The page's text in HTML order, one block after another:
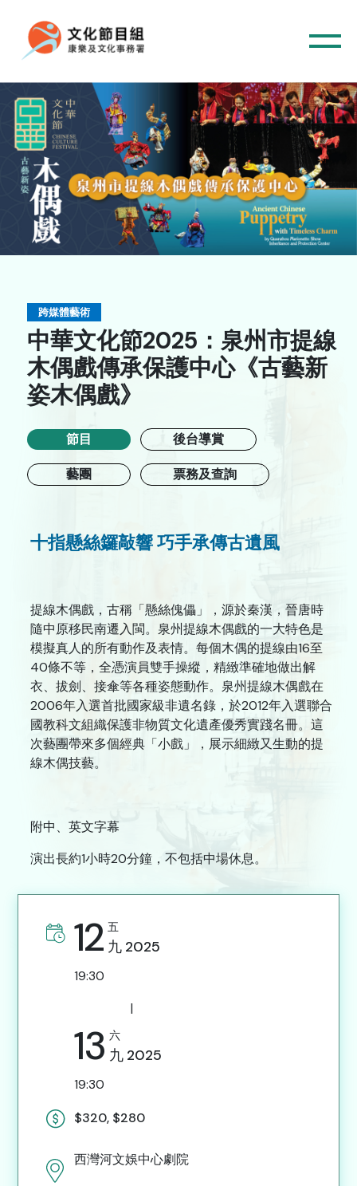
主頁
舞蹈
中國戲曲
跨媒體藝術
合家歡
關於我們
新聞藝評庫
遞交節目建議書
誠徵專業服務人員
網站連結
聯絡我們
12 五
九 2025
19:30
|
13 六
九 2025
19:30
$320, $280
西灣河文娛中心劇院
跨媒體藝術
中華文化節2025：泉州市提線
木偶戲傳承保護中心《古藝新
姿木偶戲》
節目 後台導賞
藝團 票務及查詢
十指懸絲鑼敲響巧手承傳古遺風
提線木偶戲，古稱「懸絲傀儡」，源於秦漢，晉唐時
隨中原移民南遷入閩。泉州提線木偶戲的一大特色是
模擬真人的所有動作及表情。每個木偶的提線由16至
40條不等，全憑演員雙手操縱，精緻準確地做出解
衣、拔劍、接傘等各種姿態動作。泉州提線木偶戲在
2006年入選首批國家級非遺名錄，於2012年入選聯合
國教科文組織保護非物質文化遺產優秀實踐名冊。這
次藝團帶來多個經典「小戲」，展示細緻又生動的提
線木偶技藝。
附中、英文字幕
演出長約1小時20分鐘，不包括中場休息。